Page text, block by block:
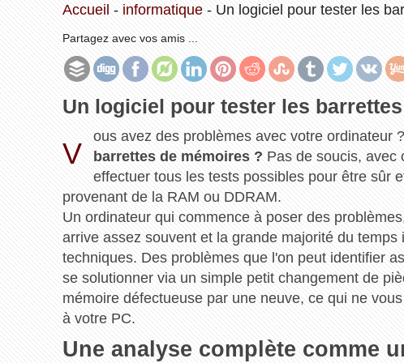
Accueil - informatique- Un logiciel pour tester les
Partagez avec vos amis ...
Un logiciel pour tester les
V
ous avez des problèmes avec votre ordinateur ?
barrettes de mémoires ? Pas de soucis, avec
effectuer tous les tests possibles pour être sûr
provenant de la RAM ou DDRAM.
Un ordinateur qui commence à poser des
arrive assez souvent et la grande majorité du
techniques. Des problèmes que l'on peut identifier
se solutionner via un simple petit changement de
mémoire défectueuse par une neuve, ce qui ne
à votre PC.
Une analyse complète comme